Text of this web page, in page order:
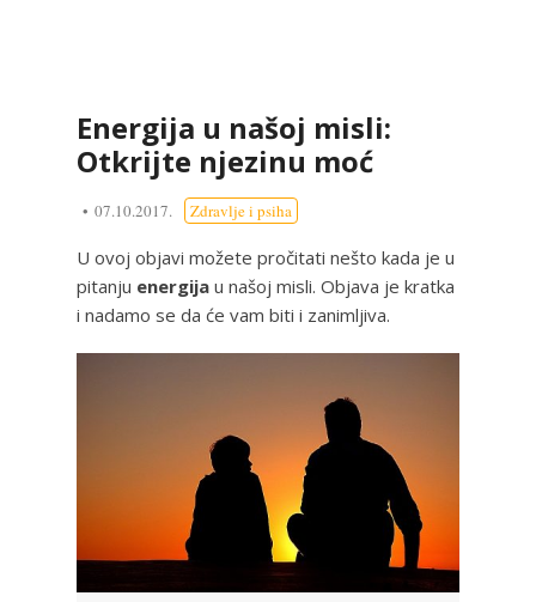
Energija u našoj misli:
Otkrijte njezinu moć
07.10.2017. Zdravlje i psiha
U ovoj objavi možete pročitati nešto kada je u
pitanju energija u našoj misli. Objava je kratka
i nadamo se da će vam biti i zanimljiva.